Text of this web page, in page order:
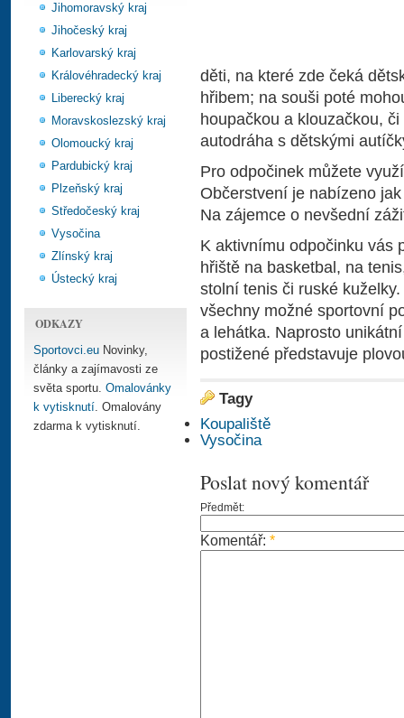
Jihomoravský kraj
Jihočeský kraj
Karlovarský kraj
Královéhradecký kraj
Liberecký kraj
Moravskoslezský kraj
Olomoucký kraj
Pardubický kraj
Plzeňský kraj
Středočeský kraj
Vysočina
Zlínský kraj
Ústecký kraj
ODKAZY
Sportovci.eu Novinky,
články a zajímavosti ze
světa sportu. Omalovánky
k vytisknutí. Omalovány
zdarma k vytisknutí.
děti, na které zde čeká
hřibem; na souši poté
houpačkou a klouzačkou,
autodráha s dětskými
Pro odpočinek můžete
Občerstvení je nabízeno
Na zájemce o nevšední
K aktivnímu odpočinku vás
hřiště na basketbal, na
stolní tenis či ruské
všechny možné sportovní
a lehátka. Naprosto
postižené představuje
Tagy
Koupaliště
Vysočina
Poslat nový komentář
Předmět:
Komentář: *